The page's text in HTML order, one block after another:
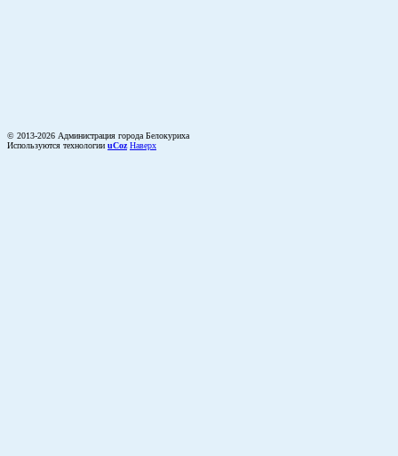
© 2013-2026 Администрация города Белокуриха
Используются технологии uCoz Наверх